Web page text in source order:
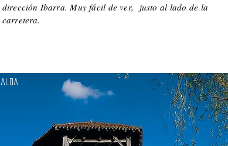
dirección Ibarra. Muy fácil de ver, justo al lado de la
carretera.